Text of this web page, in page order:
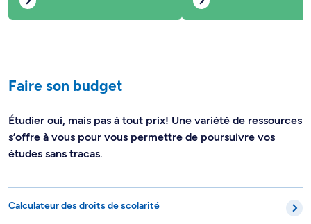
Faire son budget
Étudier oui, mais pas à tout prix! Une variété de ressources
s’offre à vous pour vous permettre de poursuivre vos
études sans tracas.
Calculateur des droits de scolarité